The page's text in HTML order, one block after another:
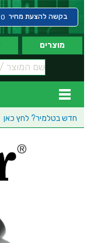
בקשה להצעת מחיר 0
מוצרים
חדש בטלמיר? לחץ כאן